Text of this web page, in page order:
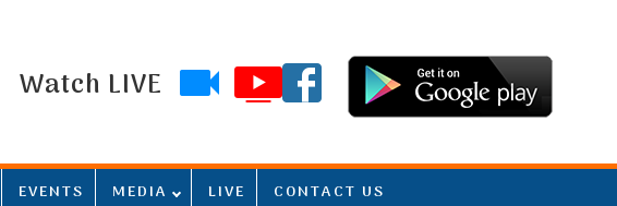
Watch LIVE
EVENTS MEDIA LIVE CONTACT US